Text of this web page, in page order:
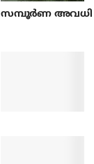
സമ്പൂർണ അവധി